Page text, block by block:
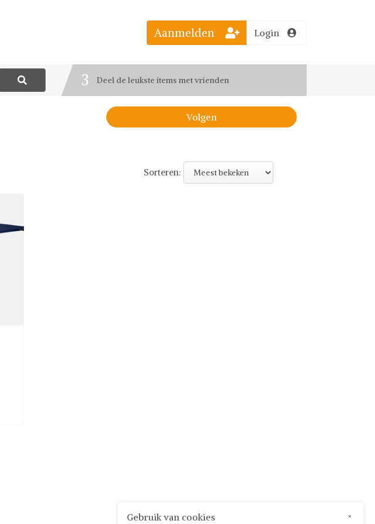
Blijf up-to-date van nieuwe releases
3 Deel de leukste items met vrienden
Aanmelden Login
Volgen
Sorteren:
×
Gebruik van cookies